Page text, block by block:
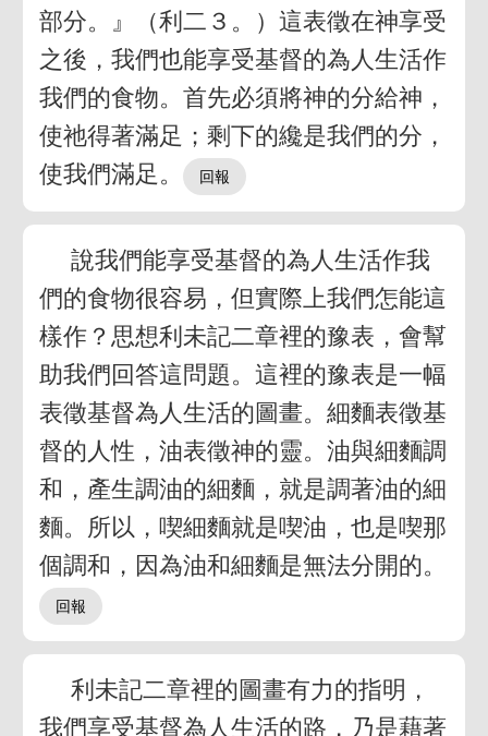
部分。』（利二３。）這表徵在神享受
之後，我們也能享受基督的為人生活作
我們的食物。首先必須將神的分給神，
使祂得著滿足；剩下的纔是我們的分，
使我們滿足。
說我們能享受基督的為人生活作我
們的食物很容易，但實際上我們怎能這
樣作？思想利未記二章裡的豫表，會幫
助我們回答這問題。這裡的豫表是一幅
表徵基督為人生活的圖畫。細麵表徵基
督的人性，油表徵神的靈。油與細麵調
和，產生調油的細麵，就是調著油的細
麵。所以，喫細麵就是喫油，也是喫那
個調和，因為油和細麵是無法分開的。
利未記二章裡的圖畫有力的指明，
我們享受基督為人生活的路，乃是藉著